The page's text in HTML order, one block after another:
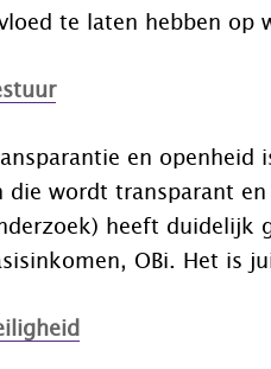
te laten hebben op
en openheid
die wordt transparant en
heeft duidelijk
OBi. Het is